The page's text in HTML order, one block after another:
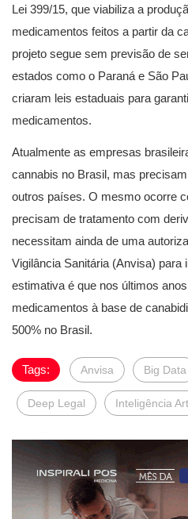
Lei 399/15, que viabiliza a
medicamentos feitos a partir da
projeto segue sem previsão de
estados como o Paraná e São
criaram leis estaduais para
medicamentos.
Atualmente as empresas
cannabis no Brasil, mas
outros países. O mesmo ocorre
precisam de tratamento com
necessitam ainda de uma
Vigilância Sanitária (Anvisa) para
estimativa é que nos últimos
medicamentos à base de
500% no Brasil.
Tags: Anvisa Big Data
Deep Legal Inteligência